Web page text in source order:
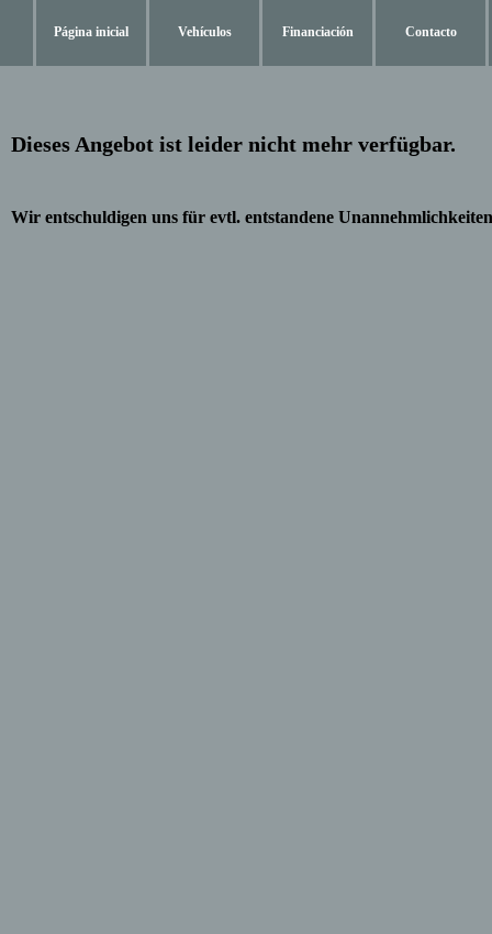
Página inicial Vehículos Financiación Contacto
Dieses Angebot ist leider nicht mehr verfügbar.
Wir entschuldigen uns für evtl. entstandene